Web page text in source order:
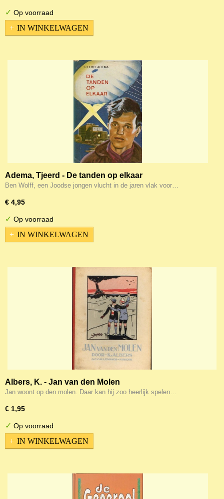
✓ Op voorraad
IN WINKELWAGEN
Adema, Tjeerd - De tanden op elkaar
Ben Wolff, een Joodse jongen vlucht in de jaren vlak voor…
€ 4,95
✓ Op voorraad
IN WINKELWAGEN
Albers, K. - Jan van den Molen
Jan woont op den molen. Daar kan hij zoo heerlijk spelen…
€ 1,95
✓ Op voorraad
IN WINKELWAGEN